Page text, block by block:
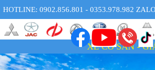
HOTLINE: 0902.856.801 - 0353.978.982
XE CÓ SẴN - GIÁ TỐT -